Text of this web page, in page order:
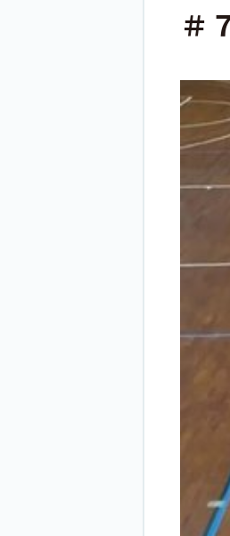
＃